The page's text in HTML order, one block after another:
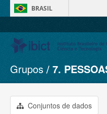
BRASIL
Conjuntos de dados
Organizações
Grupos
Grupos 7.
Conjuntos de dados